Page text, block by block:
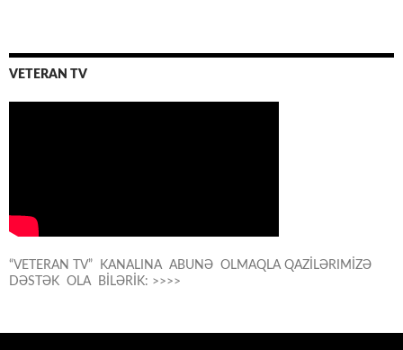
VETERAN TV
“VETERAN TV” KANALINA ABUNƏ OLMAQLA QAZİLƏRIMİZƏ
DƏSTƏK OLA BİLƏRİK: >>>>